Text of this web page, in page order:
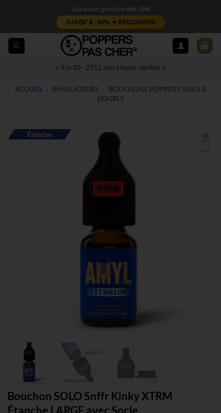
Livraison gratuite dès 39€
JUSQU'À -40% ➜ DÉCOUVRIR
⭐ 9,5/10 - 2712 avis clients vérifiés ⭐
ACCUEIL INHALATEURS
BOUCHONS POPPERS SOLO &
DOUBLE
Étanche
Bouchon SOLO Snffr Kinky XTRM
Étanche LARGE avec Socle